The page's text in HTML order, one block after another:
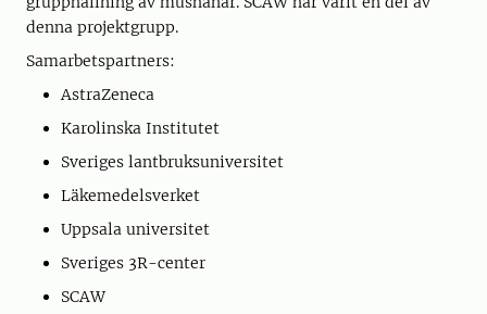
denna projektgrupp.
Samarbetspartners:
AstraZeneca
Karolinska Institutet
Sveriges lantbruksuniversitet
Läkemedelsverket
Uppsala universitet
Sveriges 3R-center
SCAW